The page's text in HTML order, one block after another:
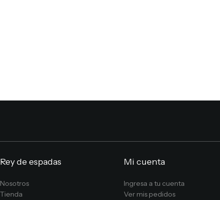
Rey de espadas
Nosotros
Tienda
Mi cuenta
Ingresa a tu cuenta
Ver mis pedidos